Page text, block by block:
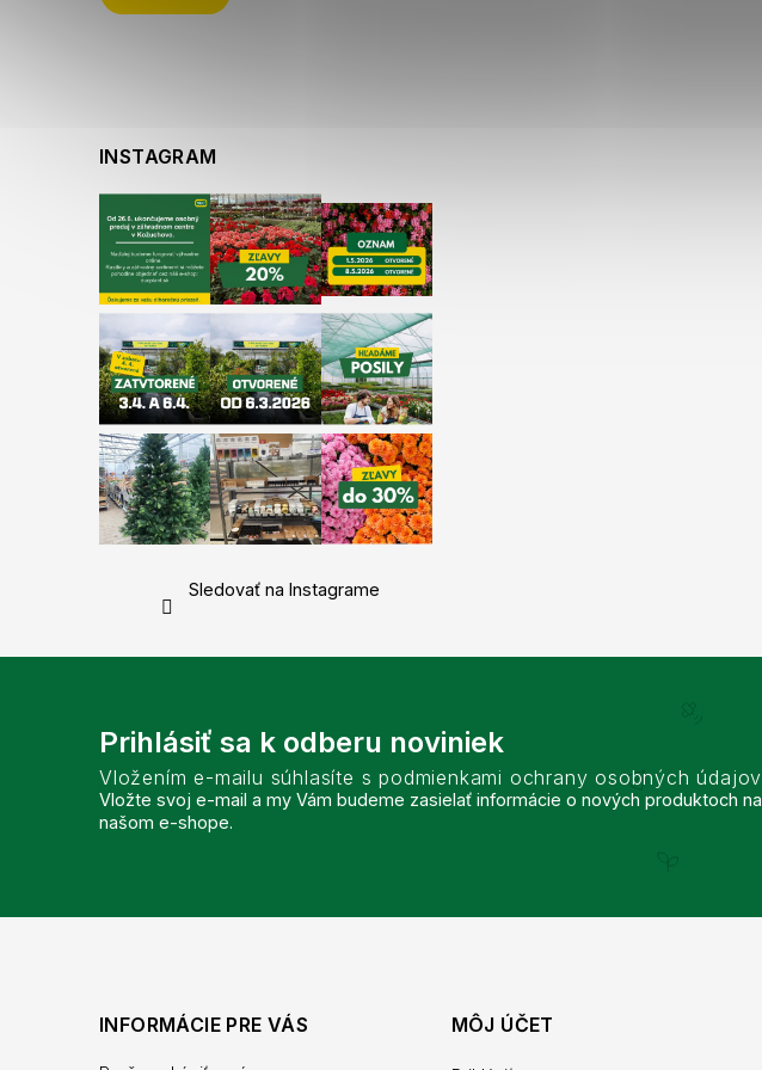
INSTAGRAM
Sledovať na Instagrame
Prihlásiť sa k odberu noviniek
Vložením e-mailu súhlasíte s podmienkami ochrany osobných údajov
Vložte svoj e-mail a my Vám budeme zasielať informácie o nových produktoch na
našom e-shope.
INFORMÁCIE PRE VÁS MÔJ ÚČET